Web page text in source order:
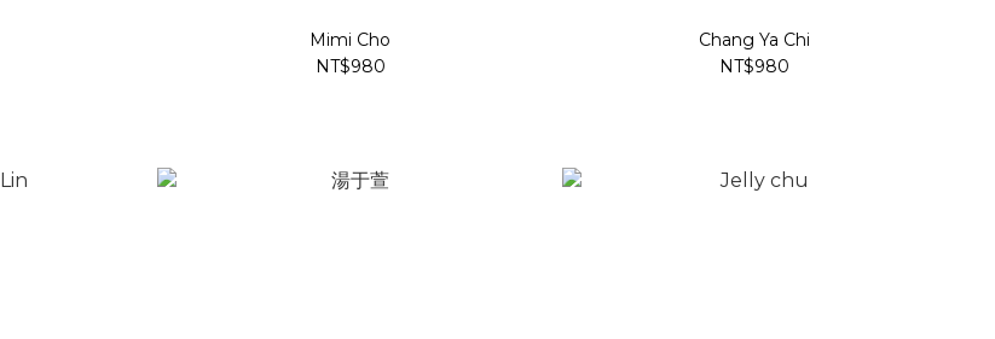
Mimi Cho
NT$980
Chang Ya Chi
NT$980